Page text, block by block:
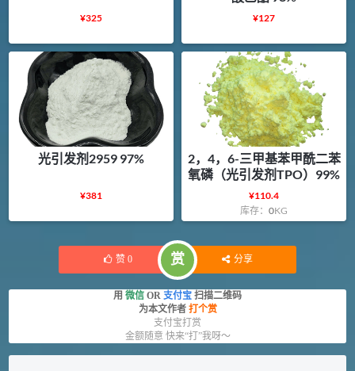
¥325 ¥127
光引发剂2959 97%
¥381
2，4，6-三甲基苯甲酰二苯
氧磷（光引发剂TPO）99%
¥110.4
库存：0KG
赞 0 赏 分享
用 微信 OR 支付宝 扫描二维码
为本文作者 打个赏
支付宝打赏
金额随意 快来“打”我呀～